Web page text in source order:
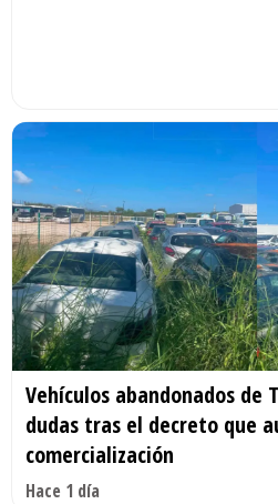
Vehículos abandonados de
dudas tras el decreto que
comercialización
Hace 1 día